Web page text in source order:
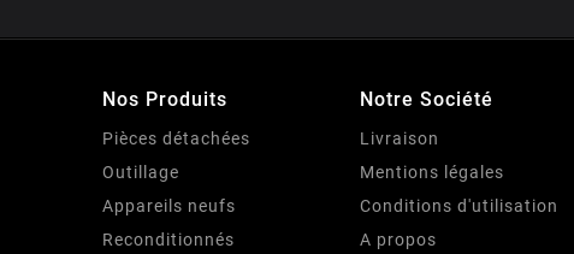
Nos Produits
Pièces détachées
Outillage
Appareils neufs
Reconditionnés
Notre Société
Livraison
Mentions légales
Conditions d'utilisation
A propos